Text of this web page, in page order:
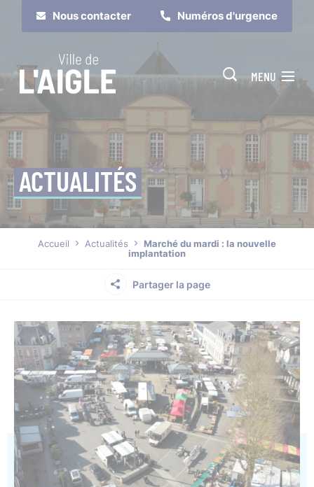
Nous contacter Numéros d'urgence
MENU
ACTUALITÉS
Accueil Actualités
Marché du mardi : la nouvelle
implantation
Partager la page
Cookies management panel